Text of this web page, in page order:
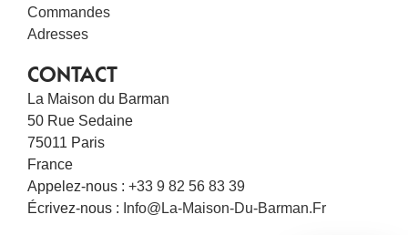
Commandes
Adresses
CONTACT
La Maison du Barman
50 Rue Sedaine
75011 Paris
France
Appelez-nous : +33 9 82 56 83 39
Écrivez-nous : Info@la-Maison-Du-Barman.fr